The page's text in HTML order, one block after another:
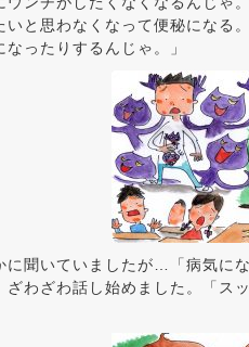
いと思わなくなって便秘になる
ったりするんじゃ。」
に聞いていましたが…「病気に
ざわざわ話し始めました。「ス